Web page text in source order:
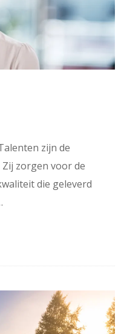
zijn de
zorgen voor de
die geleverd